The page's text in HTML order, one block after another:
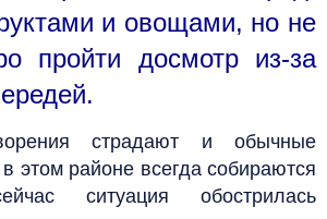
и овощами, но не
пройти досмотр из-за
страдают и обычные
этом районе всегда собираются
ситуация обострилась